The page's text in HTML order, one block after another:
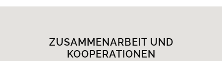
ZUSAMMENARBEIT UND
KOOPERATIONEN